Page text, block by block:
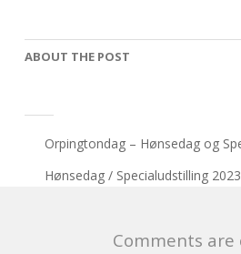
ABOUT THE POST
Orpingtondag – Hønsedag og
Hønsedag / Specialudstilling 2023
Comments are